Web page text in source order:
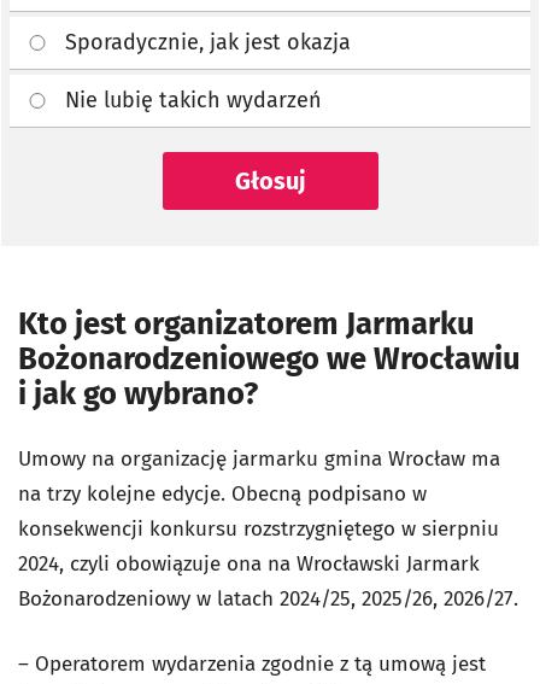
Sporadycznie, jak jest okazja
Nie lubię takich wydarzeń
Głosuj
Kto jest organizatorem Jarmarku
Bożonarodzeniowego we Wrocławiu
i jak go wybrano?
Umowy na organizację jarmarku gmina Wrocław ma
na trzy kolejne edycje. Obecną podpisano w
konsekwencji konkursu rozstrzygniętego w sierpniu
2024, czyli obowiązuje ona na Wrocławski Jarmark
Bożonarodzeniowy w latach 2024/25, 2025/26, 2026/27.
– Operatorem wydarzenia zgodnie z tą umową jest